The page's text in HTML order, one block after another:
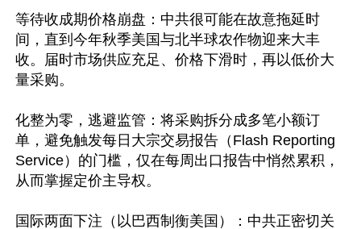
等待收成期价格崩盘：中共很可能在故意拖延时
间，直到今年秋季美国与北半球农作物迎来大丰
收。届时市场供应充足、价格下滑时，再以低价大
量采购。
化整为零，逃避监管：将采购拆分成多笔小额订
单，避免触发每日大宗交易报告（Flash Reporting
Service）的门槛，仅在每周出口报告中悄然累积，
从而掌握定价主导权。
国际两面下注（以巴西制衡美国）：中共正密切关